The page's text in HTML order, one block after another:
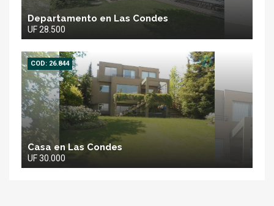
Departamento en Las Condes
UF 28.500
COD: 26.844
Casa en Las Condes
UF 30.000